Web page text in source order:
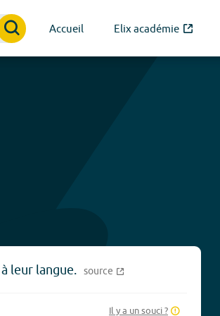
Accueil Elix académie
leur langue. source
Il y a un souci ?